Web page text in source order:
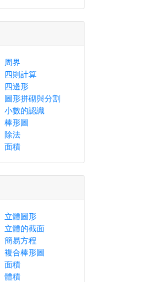
周界
四則計算
四邊形
圖形拼砌與分割
小數的認識
棒形圖
除法
面積
立體圖形
立體的截面
簡易方程
複合棒形圖
面積
體積